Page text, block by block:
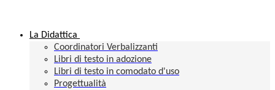
La Didattica
Coordinatori Verbalizzanti
Libri di testo in adozione
Libri di testo in comodato d'uso
Progettualità